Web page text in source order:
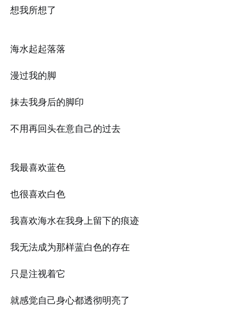
想我所想了
海水起起落落
漫过我的脚
抹去我身后的脚印
不用再回头在意自己的过去
我最喜欢蓝色
也很喜欢白色
我喜欢海水在我身上留下的痕迹
我无法成为那样蓝白色的存在
只是注视着它
就感觉自己身心都透彻明亮了